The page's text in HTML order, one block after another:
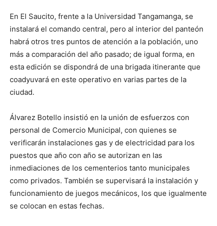
En El Saucito, frente a la Universidad Tangamanga, se
instalará el comando central, pero al interior del panteón
habrá otros tres puntos de atención a la población, uno
más a comparación del año pasado; de igual forma, en
esta edición se dispondrá de una brigada itinerante que
coadyuvará en este operativo en varias partes de la
ciudad.
Álvarez Botello insistió en la unión de esfuerzos con
personal de Comercio Municipal, con quienes se
verificarán instalaciones gas y de electricidad para los
puestos que año con año se autorizan en las
inmediaciones de los cementerios tanto municipales
como privados. También se supervisará la instalación y
funcionamiento de juegos mecánicos, los que igualmente
se colocan en estas fechas.